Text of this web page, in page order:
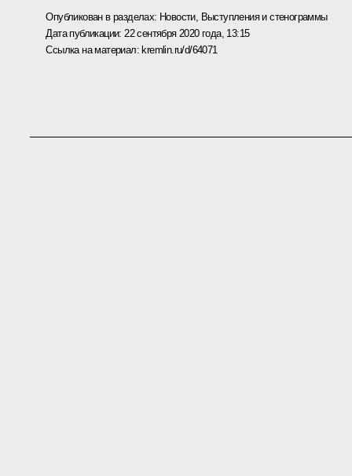
Опубликован в разделах: Новости, Выступления и стенограммы
Дата публикации: 22 сентября 2020 года, 13:15
Ссылка на материал: kremlin.ru/d/64071